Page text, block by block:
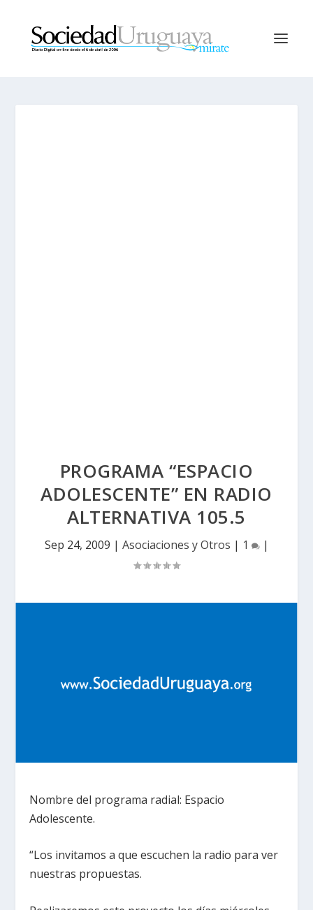
PROGRAMA “ESPACIO
ADOLESCENTE” EN RADIO
ALTERNATIVA 105.5
Sep 24, 2009 | Asociaciones y Otros | 1 |
Nombre del programa radial: Espacio
Adolescente.
“Los invitamos a que escuchen la radio para ver
nuestras propuestas.